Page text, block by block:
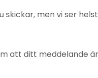
men vi ser
att ditt meddelande